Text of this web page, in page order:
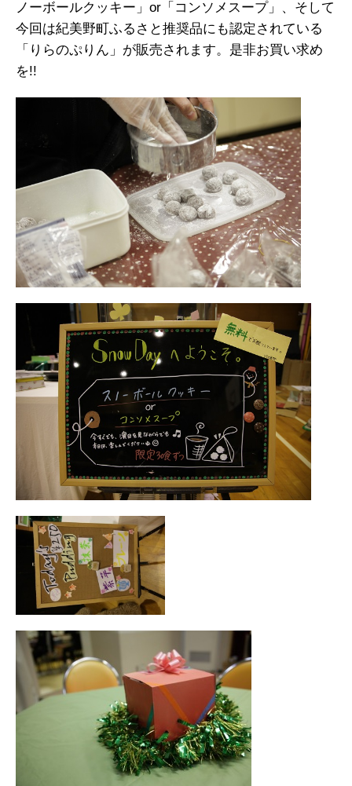
ノーボールクッキー」or「コンソメスープ」、そして
今回は紀美野町ふるさと推奨品にも認定されている
「りらのぷりん」が販売されます。是非お買い求め
を!!